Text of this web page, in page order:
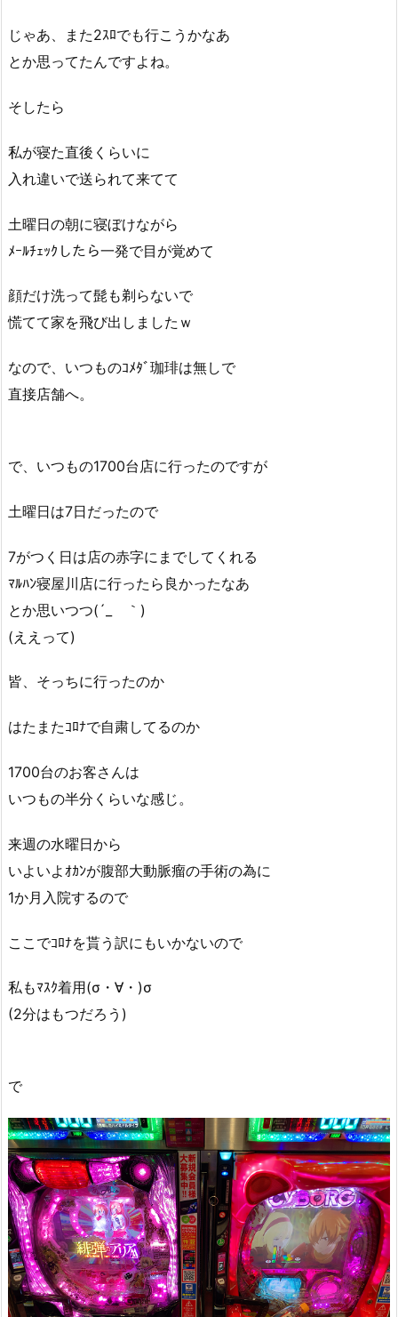
じゃあ、また2ｽﾛでも行こうかなあ
とか思ってたんですよね。
そしたら
私が寝た直後くらいに
入れ違いで送られて来てて
土曜日の朝に寝ぼけながら
ﾒｰﾙﾁｪｯｸしたら一発で目が覚めて
顔だけ洗って髭も剃らないで
慌てて家を飛び出しましたｗ
なので、いつものｺﾒﾀﾞ珈琲は無しで
直接店舗へ。
で、いつもの1700台店に行ったのですが
土曜日は7日だったので
7がつく日は店の赤字にまでしてくれる
ﾏﾙﾊﾝ寝屋川店に行ったら良かったなあ
とか思いつつ(´_ゝ｀)
(ええって)
皆、そっちに行ったのか
はたまたｺﾛﾅで自粛してるのか
1700台のお客さんは
いつもの半分くらいな感じ。
来週の水曜日から
いよいよｵｶﾝが腹部大動脈瘤の手術の為に
1か月入院するので
ここでｺﾛﾅを貰う訳にもいかないので
私もﾏｽｸ着用(σ・∀・)σ
(2分はもつだろう)
で